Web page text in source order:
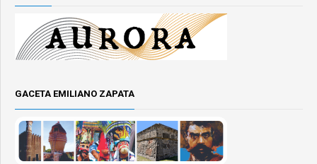
GACETA EMILIANO ZAPATA